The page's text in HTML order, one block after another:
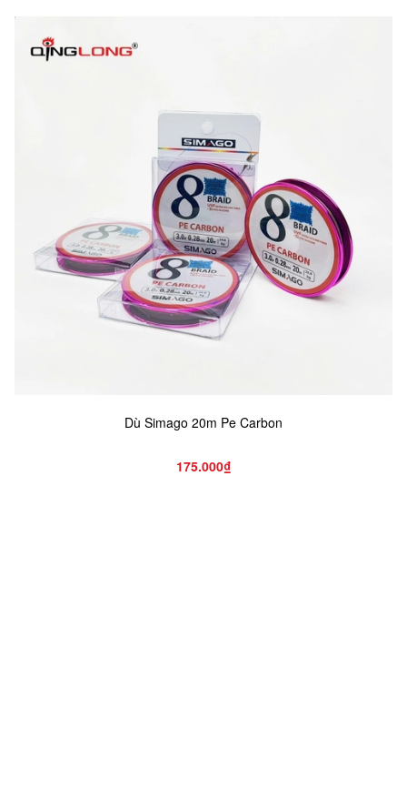
Dù Simago 20m Pe Carbon
175.000₫